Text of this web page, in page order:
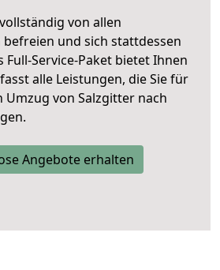
von allen
und sich stattdessen
Full-Service-Paket bietet Ihnen
alle Leistungen, die Sie für
von Salzgitter nach
Angebote erhalten